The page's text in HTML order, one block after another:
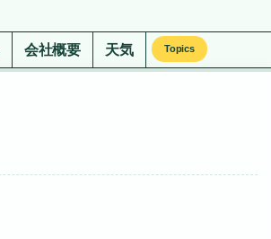
会社概要 天気 Topics